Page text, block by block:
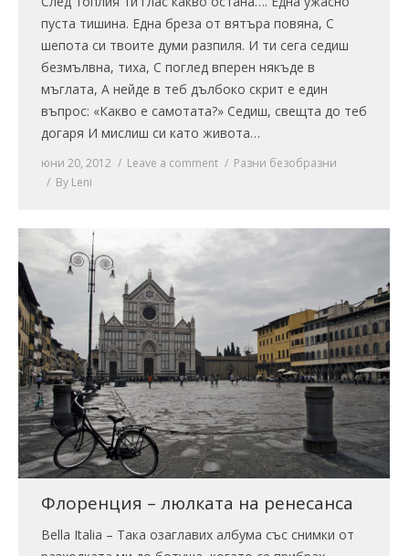
пуста тишина. Една бреза от вятъра повяна, С
шепота си твоите думи разпиля. И ти сега седиш
безмълвна, тиха, С поглед вперен някъде в
мъглата, А нейде в теб дълбоко скрит е един
въпрос: «Какво е самотата?» Седиш, свещта до теб
догаря И мислиш си като живота…
юни 20, 2012 Leave a comment
Разни безобразни
By Leni
Флоренция – люлката на ренесанса
Bella Italia – Така озаглавих албума със снимки от